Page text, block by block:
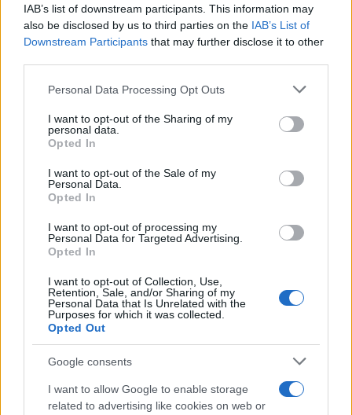
IAB’s list of downstream participants. This information may
also be disclosed by us to third parties on the IAB’s List of
Downstream Participants that may further disclose it to other
Please note that this website/app uses one or more Google
not limited to your visit or usage behaviour. You may click to
grant or deny consent to Google and its third-party tags to
use your data for below specified purposes in below Google
consent section.
Personal Data Processing Opt Outs
I want to opt-out of the Sharing of my
personal data.
Opted In
I want to opt-out of the Sale of my
Personal Data.
Opted In
I want to opt-out of processing my
Personal Data for Targeted Advertising.
Opted In
I want to opt-out of Collection, Use,
Retention, Sale, and/or Sharing of my
Personal Data that Is Unrelated with the
Purposes for which it was collected.
Opted Out
Google consents
I want to allow Google to enable storage
related to advertising like cookies on web or
οικογένειας. «Η μητέρα δεν εμφανιζόταν σχεδόν
καθόλου», σημειώνει χαρακτηριστικά.
Το ψεύτικο προφίλ «Θάνατος» και η εμμονική
Με το πέρασμα των χρόνων, ο έλεγχος που
γινόταν ολοένα πιο ασφυκτικός. Σύμφωνα με
μαρτυρίες, παρακολουθούσε συστηματικά τις
κινήσεις της και αναζητούσε τρόπους να
ενημερώνεται για κάθε δραστηριότητά της.
Στο πλαίσιο αυτό, φέρεται να δημιούργησε ψεύτικο
λογαριασμό στα μέσα κοινωνικής δικτύωσης με το
όνομα «Θάνατος». Μέσα από αυτόν
παρακολουθούσε αποκλειστικά τη σύζυγό του, δύο
στενές φίλες της και τη σχολή χορού που εκείνη
παρακολουθούσε. «Δεν ανέβαζε τίποτα. Ο